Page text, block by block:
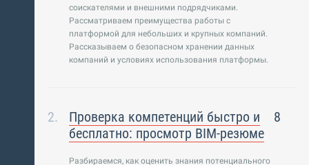
соискателями и внешними подрядчиками.
Рассматриваем преимущества работы с
платформой для небольших и крупных компаний.
Рассказываем о безопасном хранении данных
компаний и условиях использования платформы.
Проверка компетенций быстро и
бесплатно: просмотр BIM-резюме
8
Разбираемся, как оценить знания потенциального